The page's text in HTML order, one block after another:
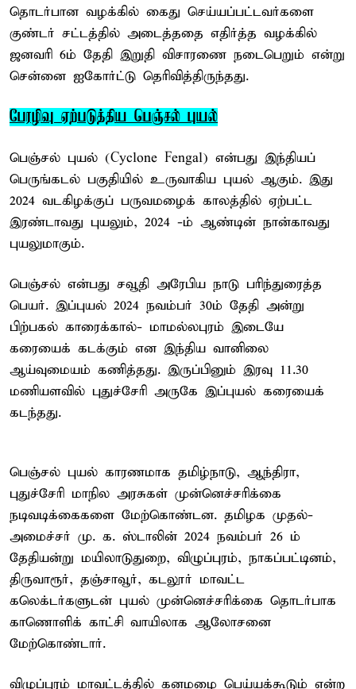
தொடர்பான வழக்கில் கைது செய்யப்பட்டவர்களை
குண்டர் சட்டத்தில் அடைத்ததை எதிர்த்த வழக்கில்
ஜனவரி 6ம் தேதி இறுதி விசாரணை நடைபெறும் என்று
சென்னை ஐகோர்ட்டு தெரிவித்திருந்தது.
பேரழிவு ஏற்படுத்திய பெஞ்சல் புயல்
பெஞ்சல் புயல் (Cyclone Fengal) என்பது இந்தியப்
பெருங்கடல் பகுதியில் உருவாகிய புயல் ஆகும். இது
2024 வடகிழக்குப் பருவமழைக் காலத்தில் ஏற்பட்ட
இரண்டாவது புயலும், 2024 -ம் ஆண்டின் நான்காவது
புயலுமாகும்.
பெஞ்சல் என்பது சவூதி அரேபிய நாடு பரிந்துரைத்த
பெயர். இப்புயல் 2024 நவம்பர் 30ம் தேதி அன்று
பிற்பகல் காரைக்கால்- மாமல்லபுரம் இடையே
கரையைக் கடக்கும் என இந்திய வானிலை
ஆய்வுமையம் கணித்தது. இருப்பினும் இரவு 11.30
மணியளவில் புதுச்சேரி அருகே இப்புயல் கரையைக்
கடந்தது.
பெஞ்சல் புயல் காரணமாக தமிழ்நாடு, ஆந்திரா,
புதுச்சேரி மாநில அரசுகள் முன்னெச்சரிக்கை
நடிவடிக்கைகளை மேற்கொண்டன. தமிழக முதல்-
அமைச்சர் மு. க. ஸ்டாலின் 2024 நவம்பர் 26 ம்
தேதியன்று மயிலாடுதுறை, விழுப்புரம், நாகப்பட்டினம்,
திருவாரூர், தஞ்சாவூர், கடலூர் மாவட்ட
கலெக்டர்களுடன் புயல் முன்னெச்சரிக்கை தொடர்பாக
காணொளிக் காட்சி வாயிலாக ஆலோசனை
மேற்கொண்டார்.
விழுப்புரம் மாவட்டத்தில் கனமழை பெய்யக்கூடும் என்ற